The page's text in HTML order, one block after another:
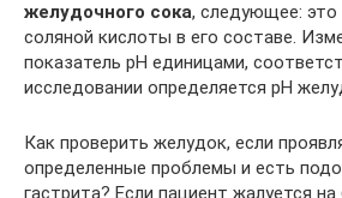
желудочного сока, следующее: это
соляной кислоты в его составе.
показатель рН единицами,
исследовании определяется pH
Как проверить желудок, если
определенные проблемы и есть
гастрита? Если пациент жалуется